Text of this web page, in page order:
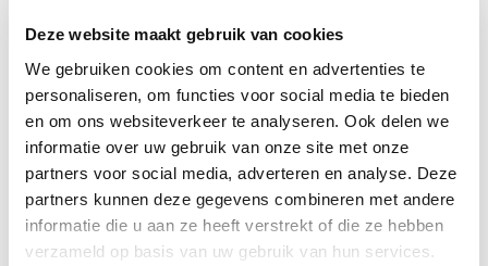
Deze website maakt gebruik van cookies
We gebruiken cookies om content en advertenties te
personaliseren, om functies voor social media te bieden
en om ons websiteverkeer te analyseren. Ook delen we
informatie over uw gebruik van onze site met onze
partners voor social media, adverteren en analyse. Deze
partners kunnen deze gegevens combineren met andere
informatie die u aan ze heeft verstrekt of die ze hebben
verzameld op basis van uw gebruik van hun services.
richting of in een S-patroon. Begin bovenaan en werk naar
beneden. Kleine overlappende stroken zonder
terugbewegen geven het schoonste resultaat. Zet
minimale druk: schermen zijn kwetsbaar en te hard
wrijven kan pixels beschadigen of de coating beschadigen.
Voilà! Zo krijg je een stralend scherm zonder één streep.
Hoe vaak is reinigen nodig?